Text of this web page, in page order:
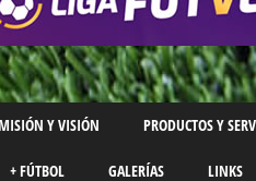
Y VISIÓN PRODUCTOS Y
+ FÚTBOL GALERÍAS LINKS